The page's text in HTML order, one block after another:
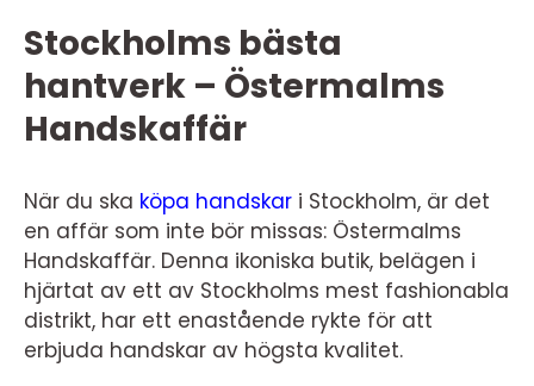
Stockholms bästa
hantverk – Östermalms
Handskaffär
När du ska köpa handskar i Stockholm, är det
en affär som inte bör missas: Östermalms
Handskaffär. Denna ikoniska butik, belägen i
hjärtat av ett av Stockholms mest fashionabla
distrikt, har ett enastående rykte för att
erbjuda handskar av högsta kvalitet.